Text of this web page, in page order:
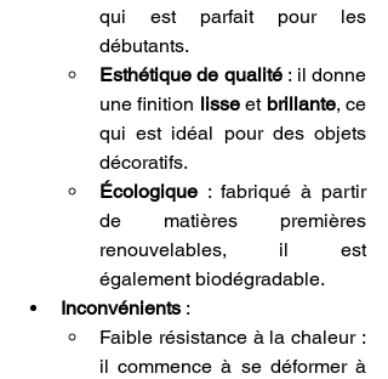
qui est parfait pour les
débutants.
Esthétique de qualité : il donne
une finition lisse et brillante, ce
qui est idéal pour des objets
décoratifs.
Écologique : fabriqué à partir
de matières premières
renouvelables, il est
également biodégradable.
Inconvénients :
Faible résistance à la chaleur :
il commence à se déformer à